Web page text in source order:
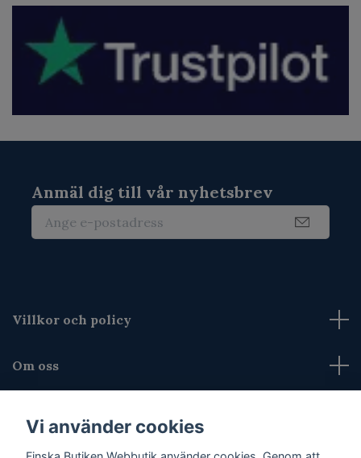
Anmäl dig till vår nyhetsbrev
Villkor och policy
Om oss
Vi använder cookies